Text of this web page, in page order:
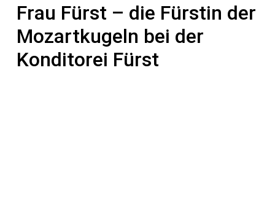
Frau Fürst – die Fürstin der
Mozartkugeln bei der
Konditorei Fürst